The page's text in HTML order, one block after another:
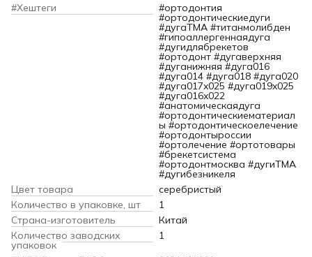
#Хештеги
#ортодонтия
#ортодонтическиедуги
#дугаTMA #титанмолибден
#гипоаллергеннаядуга
#дугидлябрекетов
#ортодонт #дугаверхняя
#дуганижняя #дуга016
#дуга014 #дуга018 #дуга020
#дуга017x025 #дуга019x025
#дуга016x022
#анатомическаядуга
#ортодонтическиематериал
ы #ортодонтическоелечение
#ортодонтыроссии
#ортолечение #ортотовары
#брекетсистема
#ортодонтмосква #дугиTMA
#дугибезникеля
Цвет товара
серебристый
Количество в упаковке, шт
1
Страна-изготовитель
Китай
Количество заводских
упаковок
1